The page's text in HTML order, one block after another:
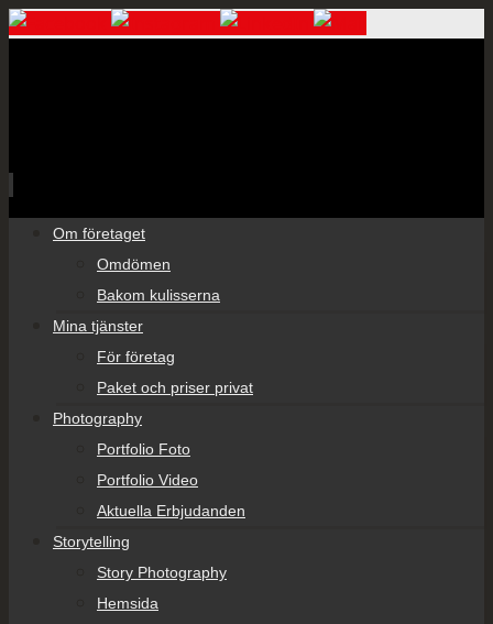
Om företaget
Omdömen
Bakom kulisserna
Mina tjänster
För företag
Paket och priser privat
Photography
Portfolio Foto
Portfolio Video
Aktuella Erbjudanden
Storytelling
Story Photography
Hemsida